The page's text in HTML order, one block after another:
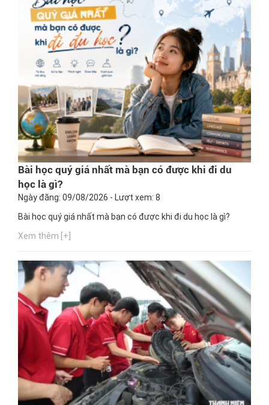
Bài học quý giá nhất mà bạn có được khi đi du
học là gì?
Ngày đăng: 09/08/2026 - Lượt xem: 8
Bài học quý giá nhất mà bạn có được khi đi du học là gì?
Xem thêm [+]